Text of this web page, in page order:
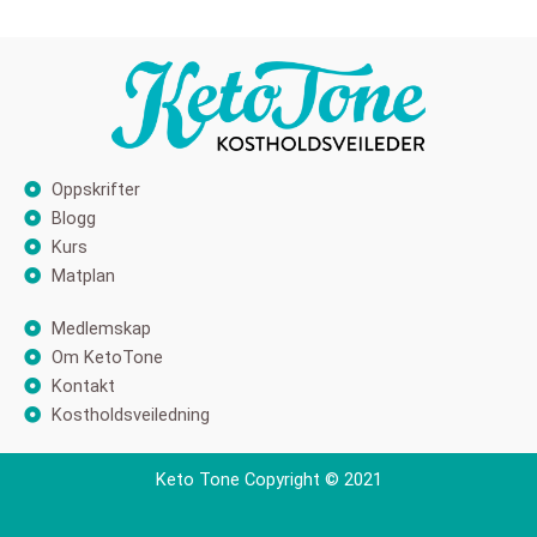
Oppskrifter
Blogg
Kurs
Matplan
Medlemskap
Om KetoTone
Kontakt
Kostholdsveiledning
Keto Tone Copyright © 2021